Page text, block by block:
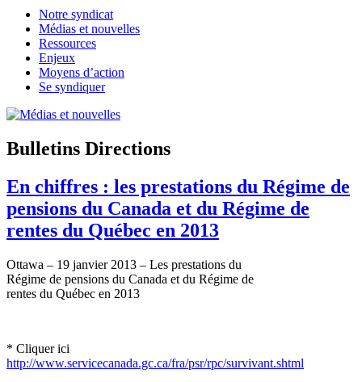
Notre syndicat
Médias et nouvelles
Ressources
Enjeux
Moyens d’action
Se syndiquer
Bulletins Directions
En chiffres : les prestations du Régime de
pensions du Canada et du Régime de
rentes du Québec en 2013
Ottawa – 19 janvier2013 – Les prestations du
Régime de pensions du Canada et du Régime de
rentes du Québec en 2013
* Cliquer ici
http://www.servicecanada.gc.ca/fra/psr/rpc/survivant.shtml